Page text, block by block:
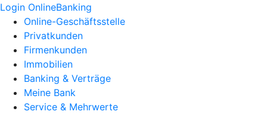
Login OnlineBanking
Online-Geschäftsstelle
Privatkunden
Firmenkunden
Immobilien
Banking & Verträge
Meine Bank
Service & Mehrwerte